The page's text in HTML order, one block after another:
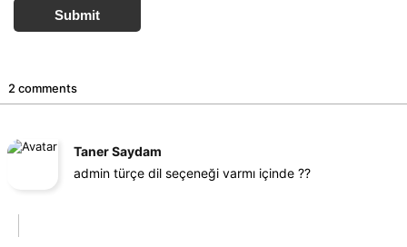
Submit
2 comments
Taner Saydam
admin türçe dil seçeneği varmı içinde ??